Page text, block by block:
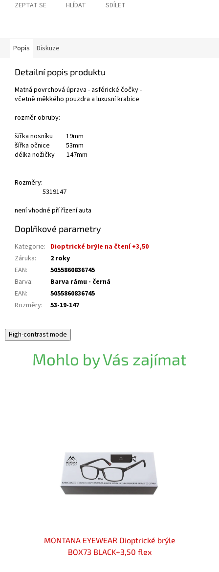
ZEPTAT SE HLÍDAT SDÍLET
Popis Diskuze
Detailní popis produktu
Matná povrchová úprava - asférické čočky -
včetně měkkého pouzdra a luxusní krabice
rozměr obruby:
šířka nosníku 19mm
šířka očnice 53mm
délka nožičky 147mm
Rozměry:
5319147
není vhodné pří řízení auta
Doplňkové parametry
Kategorie: Dioptrické brýle na čtení +3,50
Záruka:
2 roky
EAN:
5055860836745
Barva:
Barva rámu - černá
EAN:
5055860836745
Rozměry: 53-19-147
High-contrast mode
Mohlo by Vás zajímat
MONTANA EYEWEAR Dioptrické brýle
BOX73 BLACK+3,50 flex